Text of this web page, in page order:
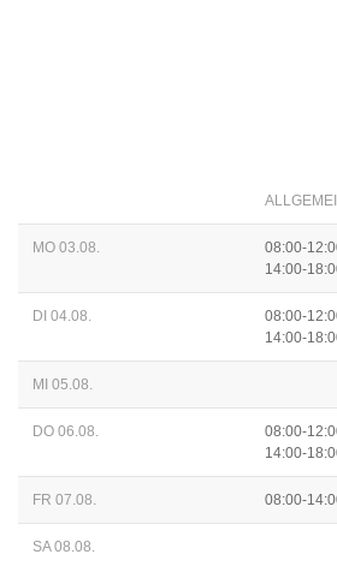
MO 03.08.
08:00-
14:00-
DI 04.08.
08:00-
14:00-
MI 05.08.
DO 06.08.
08:00-
14:00-
FR 07.08. 08:00-
SA 08.08.